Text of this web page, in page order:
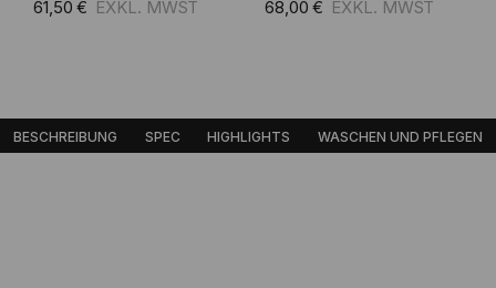
61,50 € 68,00 €
BESCHREIBUNG SPEC HIGHLIGHTS WASCHEN UND PFLEGEN